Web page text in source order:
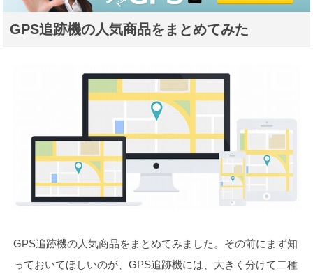
GPS追跡機の人気商品をまとめてみた
GPS追跡機の人気商品をまとめてみました。その前にまず知
っておいてほしいのが、GPS追跡機には、大きく分けて二種